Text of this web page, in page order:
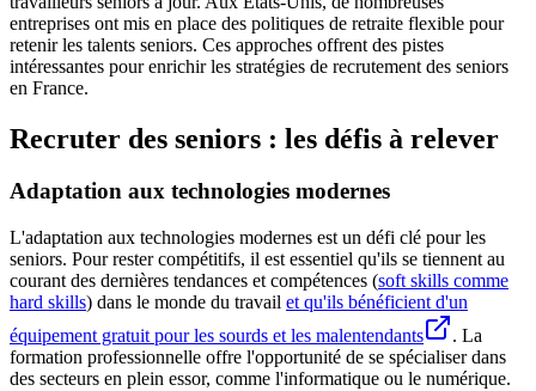
entreprises ont mis en place des politiques de retraite flexible pour
retenir les talents seniors. Ces approches offrent des pistes
intéressantes pour enrichir les stratégies de recrutement des seniors
en France.
Recruter des seniors : les défis à relever
Adaptation aux technologies modernes
L'adaptation aux technologies modernes est un défi clé pour les
seniors. Pour rester compétitifs, il est essentiel qu'ils se tiennent au
courant des dernières tendances et compétences (soft skills comme
hard skills) dans le monde du travail et qu'ils bénéficient d'un
équipement gratuit pour les sourds et les malentendants
. La
formation professionnelle offre l'opportunité de se spécialiser dans
des secteurs en plein essor, comme l'informatique ou le numérique.